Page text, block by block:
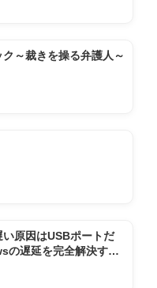
～裁きを操る弁護人～
原因はUSBポートだ
の遅延を完全解決する